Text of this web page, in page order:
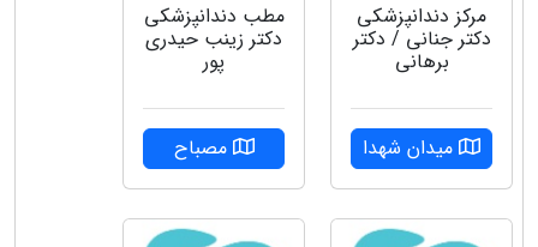
مرکز دندانپزشکی
دکتر جنانی / دکتر
برهانی
میدان شهدا
مطب دندانپزشکی
دکتر زینب حیدری
پور
مصباح